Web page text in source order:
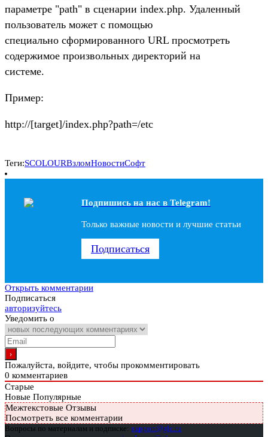
параметре "path" в сценарии index.php. Удаленный
пользователь может с помощью
специально сформированного URL просмотреть
содержимое произвольных директорий на
системе.
Пример:
http://[target]/index.php?path=/etc
Теги:SCOLOURВзломНовостиСофт
Подпишись на наc в Telegram!
Только важные новости и лучшие статьи
Подписаться
Открыть комментарии
Подписаться
авторизуйтесь
Уведомить о
Пожалуйста, войдите, чтобы прокомментировать
0 комментариев
Старые
Новые Популярные
Межтекстовые Отзывы
Посмотреть все комментарии
Вопросы по материалам и подписке: support@glc.ru